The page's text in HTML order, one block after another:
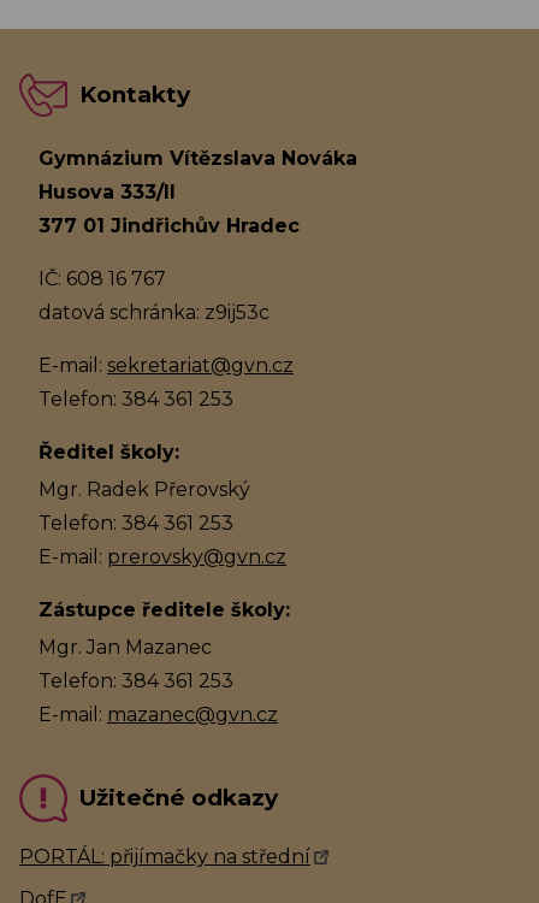
Kontakty
Gymnázium Vítězslava Nováka
Husova 333/II
377 01 Jindřichův Hradec
IČ: 608 16 767
datová schránka: z9ij53c
E-mail: sekretariat@gvn.cz
Telefon: 384 361 253
Ředitel školy:
Mgr. Radek Přerovský
Telefon: 384 361 253
E-mail: prerovsky@gvn.cz
Zástupce ředitele školy:
Mgr. Jan Mazanec
Telefon: 384 361 253
E-mail: mazanec@gvn.cz
Užitečné odkazy
PORTÁL: přijímačky na střední
DofE